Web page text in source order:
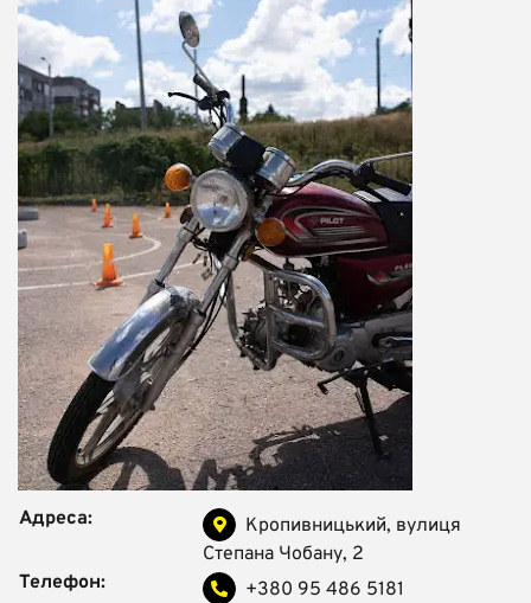
Адреса:
Кропивницький, вулиця
Степана Чобану, 2
Телефон:
+380 95 486 5181